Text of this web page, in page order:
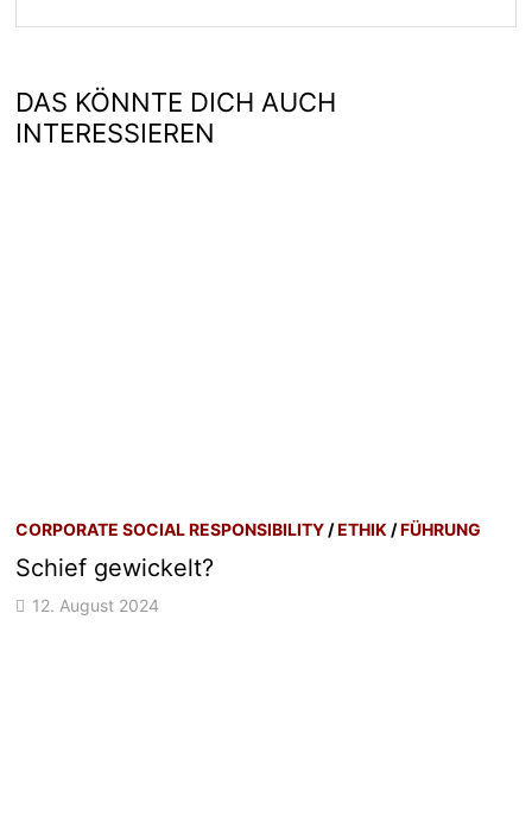
DAS KÖNNTE DICH AUCH
INTERESSIEREN
CORPORATE SOCIAL RESPONSIBILITY /ETHIK /FÜHRUNG
Schief gewickelt?
12. August 2024